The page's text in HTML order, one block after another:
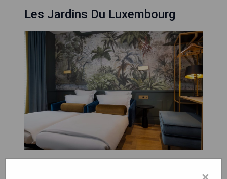
Les Jardins Du Luxembourg